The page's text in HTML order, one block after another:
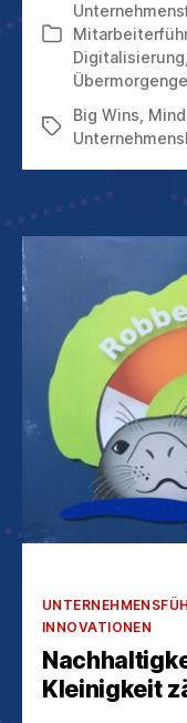
Kategorien
Digitalisierung
Schlagwörter
Big Wins
Kategorien
INNOVATIONEN
Kleinigkeit